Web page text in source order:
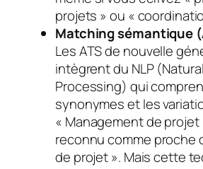
projets » ou «
Matching sémantique
Les ATS de nouvelle
intègrent du NLP
Processing) qui
synonymes et les
« Management de projet
reconnu comme proche
de projet ». Mais cette